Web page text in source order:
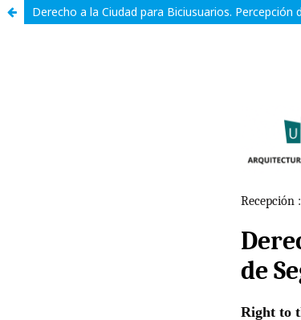
Derecho a la Ciudad para Biciusuarios. Percepción